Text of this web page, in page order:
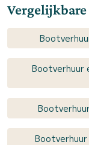
Bootverhuur